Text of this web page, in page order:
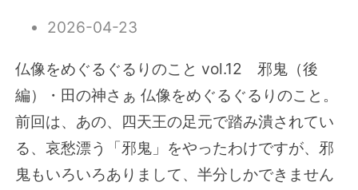
2026-04-23
仏像をめぐるぐるりのこと vol.12 邪鬼（後
編）・田の神さぁ 仏像をめぐるぐるりのこと。
前回は、あの、四天王の足元で踏み潰されてい
る、哀愁漂う「邪鬼」をやったわけですが、邪
鬼もいろいろありまして、半分しかできません